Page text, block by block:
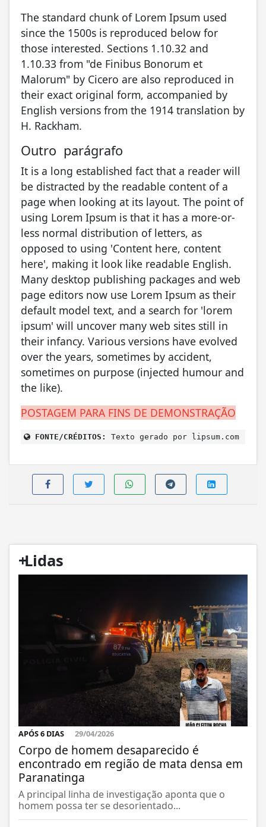
The standard chunk of Lorem Ipsum used
since the 1500s is reproduced below for
those interested. Sections 1.10.32 and
1.10.33 from "de Finibus Bonorum et
Malorum" by Cicero are also reproduced in
their exact original form, accompanied by
English versions from the 1914 translation by
H. Rackham.
Outro parágrafo
It is a long established fact that a reader will
be distracted by the readable content of a
page when looking at its layout. The point of
using Lorem Ipsum is that it has a more-or-
less normal distribution of letters, as
opposed to using 'Content here, content
here', making it look like readable English.
Many desktop publishing packages and web
page editors now use Lorem Ipsum as their
default model text, and a search for 'lorem
ipsum' will uncover many web sites still in
their infancy. Various versions have evolved
over the years, sometimes by accident,
sometimes on purpose (injected humour and
the like).
POSTAGEM PARA FINS DE DEMONSTRAÇÃO
FONTE/CRÉDITOS: Texto gerado por lipsum.com
+
Lidas
APÓS 6 DIAS 29/04/2026
Corpo de homem desaparecido é
encontrado em região de mata densa em
Paranatinga
A principal linha de investigação aponta que o
homem possa ter se desorientado...